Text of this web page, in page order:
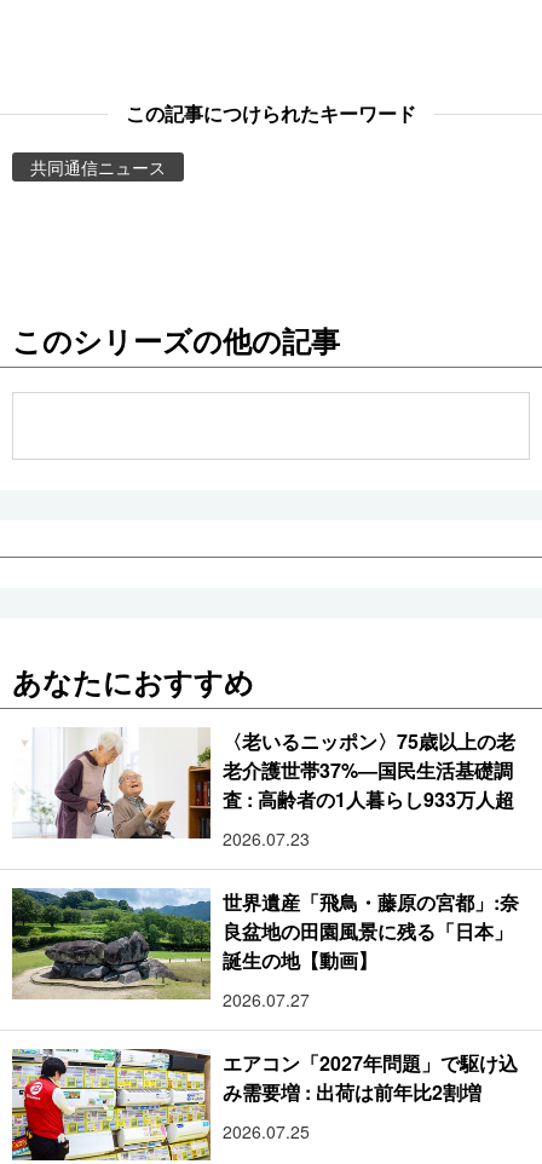
お知らせ
この記事につけられたキーワード
共同通信ニュース
このシリーズの他の記事
あなたにおすすめ
〈老いるニッポン〉75歳以上の老
老介護世帯37%―国民生活基礎調
査 : 高齢者の1人暮らし933万人超
2026.07.23
世界遺産「飛鳥・藤原の宮都」:奈
良盆地の田園風景に残る「日本」
誕生の地【動画】
2026.07.27
エアコン「2027年問題」で駆け込
み需要増 : 出荷は前年比2割増
2026.07.25